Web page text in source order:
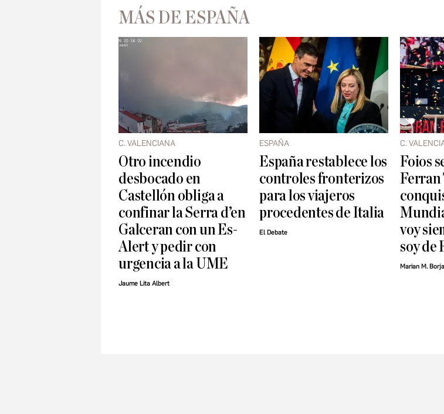
MÁS DE ESPAÑA
C. VALENCIANA
Otro incendio
desbocado en
Castellón obliga a
confinar la Serra d’en
Galceran con un Es-
Alert y pedir con
urgencia a la UME
Jaume Lita Albert
ESPAÑA
España restablece los
controles fronterizos
para los viajeros
procedentes de Italia
El Debate
C.
Foios
Ferran
voy
soy de
Marian M. Borja